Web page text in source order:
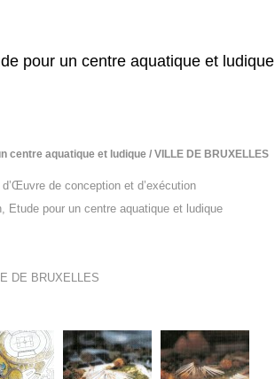
pour un centre aquatique et ludique
centre aquatique et ludique / VILLE DE BRUXELLES
d’Œuvre de conception et d’exécution
Etude pour un centre aquatique et ludique
DE BRUXELLES